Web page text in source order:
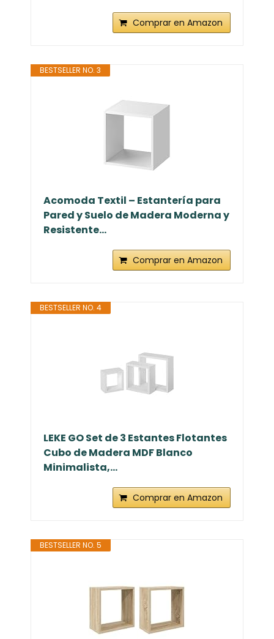
Comprar en Amazon
BESTSELLER NO. 3
Acomoda Textil – Estantería para
Pared y Suelo de Madera Moderna y
Resistente...
Comprar en Amazon
BESTSELLER NO. 4
LEKE GO Set de 3 Estantes Flotantes
Cubo de Madera MDF Blanco
Minimalista,...
Comprar en Amazon
BESTSELLER NO. 5